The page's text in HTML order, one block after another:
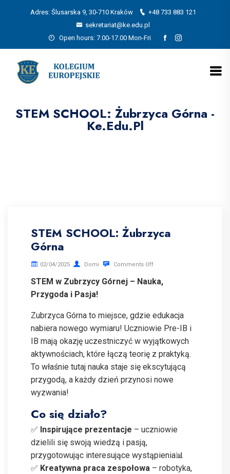
Adres: Ślusarska 9, 30-710 Kraków
+48 733 883 121
sekretariat@ke.edu.pl
Open hours: 7.00-17.00 Mon-Fri
STEM SCHOOL: Żubrzyca Górna -
Ke.edu.pl
STEM SCHOOL: Żubrzyca
Górna
02/04/2025 Domi Comments Off
STEM w Zubrzycy Górnej – Nauka,
Przygoda i Pasja!
Zubrzyca Górna to miejsce, gdzie edukacja
nabiera nowego wymiaru! Uczniowie Pre-IB i
IB mają okazję uczestniczyć w wyjątkowych
aktywnościach, które łączą teorię z praktyką.
To właśnie tutaj nauka staje się ekscytującą
przygodą, a każdy dzień przynosi nowe
wyzwania!
Co się działo?
✅ Inspirujące prezentacje – uczniowie
dzielili się swoją wiedzą i pasją,
przygotowując interesujące wystąpienia📊
✅ Kreatywna praca zespołowa – robotyka,